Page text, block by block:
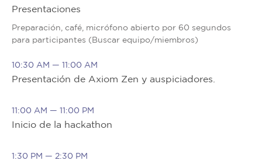
Presentaciones
Preparación, café, micrófono abierto por 60 segundos
para participantes (Buscar equipo/miembros)
10:30 AM — 11:00 AM
Presentación de Axiom Zen y auspiciadores.
11:00 AM — 11:00 PM
Inicio de la hackathon
1:30 PM — 2:30 PM